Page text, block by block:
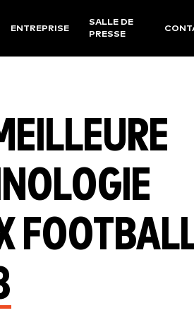
ENTREPRISE
SALLE DE
PRESSE